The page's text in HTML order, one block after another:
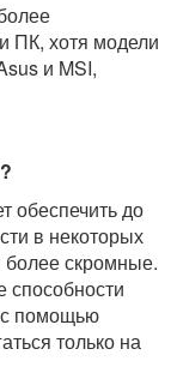
ПК, хотя модели
и MSI,
обеспечить до
в некоторых
более скромные.
способности
с помощью
только на